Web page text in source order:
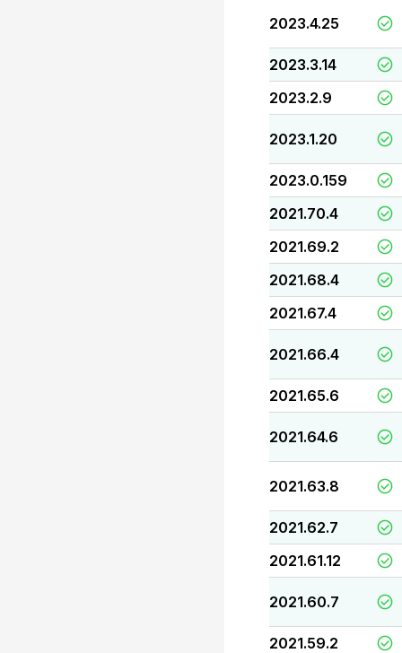
2023.4.25
2023.3.14
2023.2.9
2023.1.20
2023.0.159
2021.70.4
2021.69.2
2021.68.4
2021.67.4
2021.66.4
2021.65.6
2021.64.6
2021.63.8
2021.62.7
2021.61.12
2021.60.7
2021.59.2